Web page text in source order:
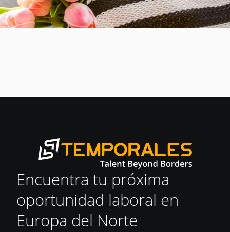
Encuentra tu próxima
oportunidad laboral en
Europa del Norte